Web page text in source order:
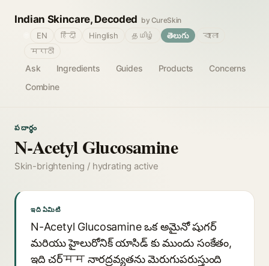
Indian Skincare, Decoded by CureSkin
Ask Ingredients Guides Products
Concerns
Combine
EN हिंदी Hinglish தமிழ் తెలుగు
বাংলা
मराठी
పదార్థం
N-Acetyl Glucosamine
Skin-brightening / hydrating active
ఇది ఏమిటి
N-Acetyl Glucosamine ఒక అమైనో షుగర్
మరియు హైలురోనిక్ యాసిడ్ కు ముందు సంకేతం,
ఇది చర్मम నారద్రవ్యతను మెరుగుపరుస్తుంది